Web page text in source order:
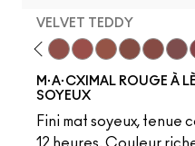
VELVET TEDDY
Mull It To The Max
Warm Teddy
WhirlSoar
M·A·CXIMAL ROUGE À
SOYEUX
Fini mat soyeux, tenue
12 heures. Couleur